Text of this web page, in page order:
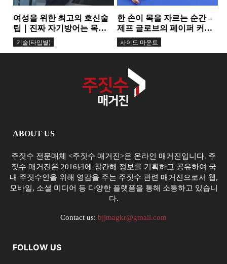
여성을 위한 최고의 호신술
팁｜진짜 자기방어는 목소
리에서 시작된다
기술(타입별)
한 손이 목을 자르는 순간 –
제프 글로브의 페이퍼 커터
초크...
사이드 마운트
ABOUT US
주짓수 전문매체 <주짓수 매거진>은 온라인 매거진입니다. 주
짓수 매거진은 2016년에 창간해 정보를 기획하고 공유하여 국
내 주짓수인을 위해 영감을 주는 주짓수 관련 매거진으로서 웹,
모바일, 소셜 미디어 등 다양한 플랫폼을 통해 소통하고 있습니
다.
Contact us: bjjmagkr@gmail.com
FOLLOW US